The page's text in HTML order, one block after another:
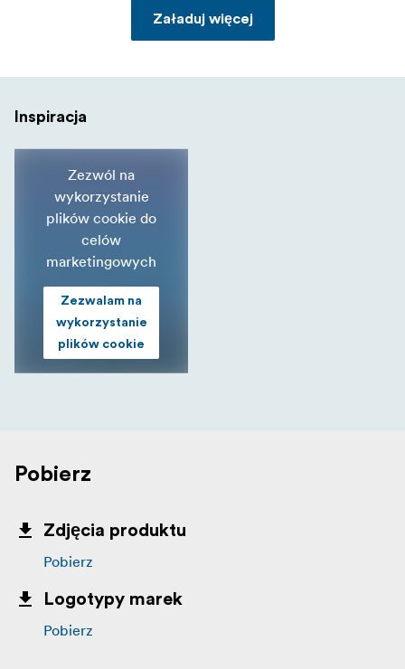
Załaduj więcej
Inspiracja
Zezwól na
wykorzystanie
plików cookie do
celów
marketingowych
Zezwalam na
wykorzystanie
plików cookie
Pobierz
Zdjęcia produktu
Pobierz
Logotypy marek
Pobierz